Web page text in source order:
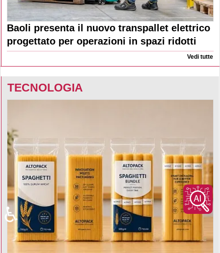
Baoli presenta il nuovo transpallet elettrico
progettato per operazioni in spazi ridotti
Vedi tutte
TECNOLOGIA